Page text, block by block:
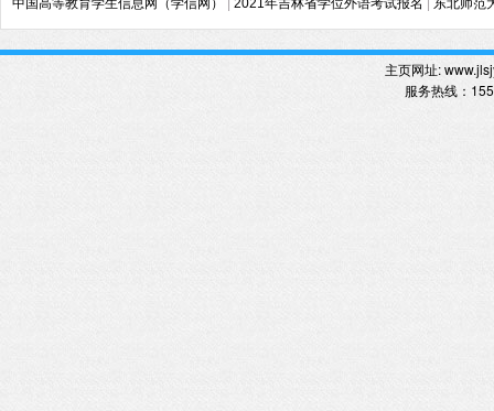
中国高等教育学生信息网（学信网） 2021年吉林省学位外语考试报名 东北师范
主页网址:
服务热线 ：